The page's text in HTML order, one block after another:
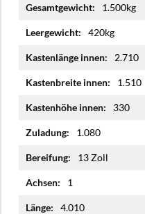
Informationen
1.500kg
420kg
2.710
1.510
330
1.080
13 Zoll
1
4.010